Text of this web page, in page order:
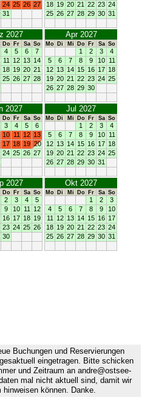
24 25 26 27
31
18 19 20 21 22 23 24
25 26 27 28 29 30 31
2027
Do Fr Sa So
4 5 6
7
11 12 13 14
18 19 20 21
25 26 27 28
Apr 2027
Mo Di Mi Do Fr Sa So
1 2 3
4
5
6 7 8 9 10 11
12 13 14 15 16 17 18
19 20 21 22 23 24 25
26 27 28 29 30
2027
Do Fr Sa So
3 4 5
6
10 11 12 13
17 18 19 20
24 25 26 27
Jul 2027
Mo Di Mi Do Fr Sa So
1 2 3
4
5
6 7 8 9 10 11
12 13 14 15 16 17 18
19 20 21 22 23 24 25
26 27 28 29 30 31
2027
Do Fr Sa So
2 3 4
5
9 10 11
12
16 17 18 19
23 24 25 26
30
Okt 2027
Mo Di Mi Do Fr Sa So
1 2
3
4
5 6 7 8 9
10
11
12 13 14 15 16 17
18 19 20 21 22 23 24
25 26 27 28 29 30 31
Buchungen und Reservierungen
eingetragen. Bitte schicken
und Zeitraum an andre@ostsee-
mal nicht aktuell sind, damit wir
können. Danke.